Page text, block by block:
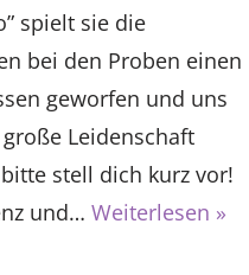
spielt sie die
bei den Proben einen
geworfen und uns
Leidenschaft
stell dich kurz vor!
und… Weiterlesen »